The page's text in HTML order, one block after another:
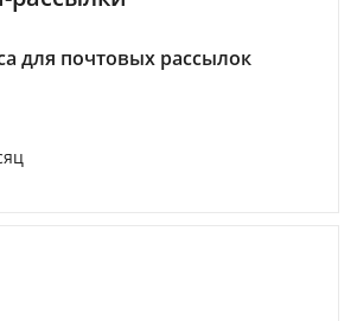
для почтовых рассылок